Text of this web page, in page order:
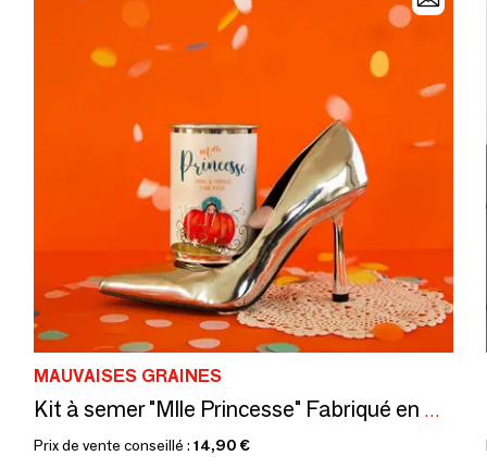
MAUVAISES GRAINES
Kit à semer "Mlle Princesse" Fabriqué en France
Prix de vente conseillé : 14,90 €